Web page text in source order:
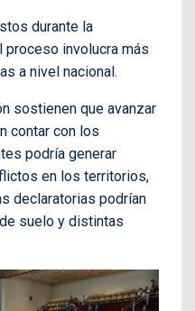
durante la
proceso involucra más
a nivel nacional.
sostienen que avanzar
contar con los
podría generar
en los territorios,
declaratorias podrían
suelo y distintas